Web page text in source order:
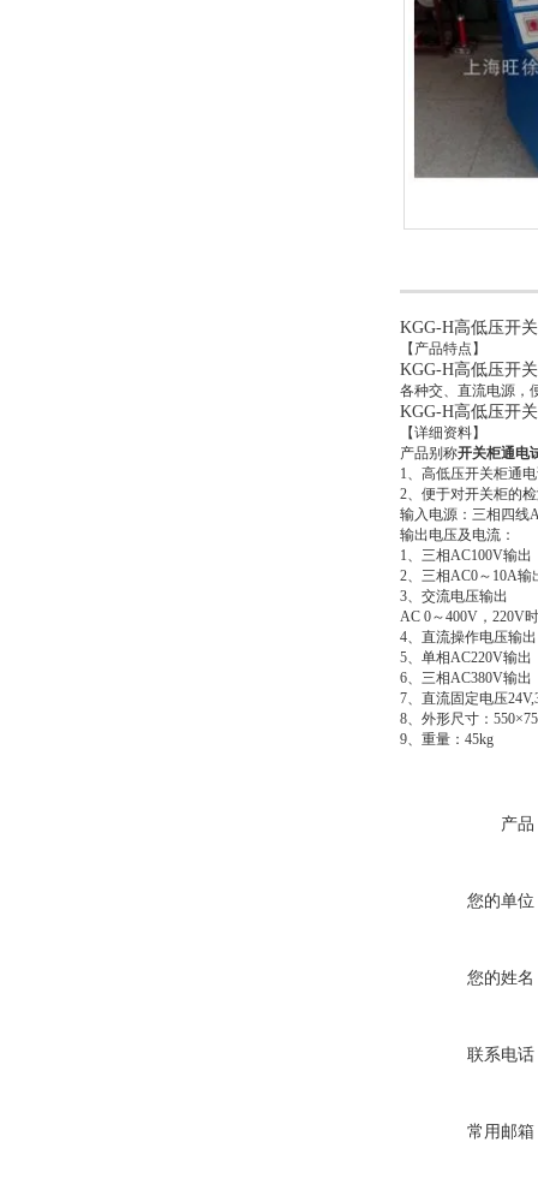
KGG-H高低压开
【产品特点】
KGG-H高低压开
各种交、直流电源，
KGG-H高低压开
【详细资料】
产品别称开关柜通电
1、高低压开关柜通
2、便于对开关柜的
输入电源：三相四线
输出电压及电流：
1、三相AC100V输出
2、三相AC0～10A输
3、交流电压输出
AC 0～400V，220V
4、直流操作电压输
5、单相AC220V输
6、三相AC380V输
7、直流固定电压
8、外形尺寸：
9、重量：45kg
产品
您的单位
您的姓名
联系电话
常用邮箱